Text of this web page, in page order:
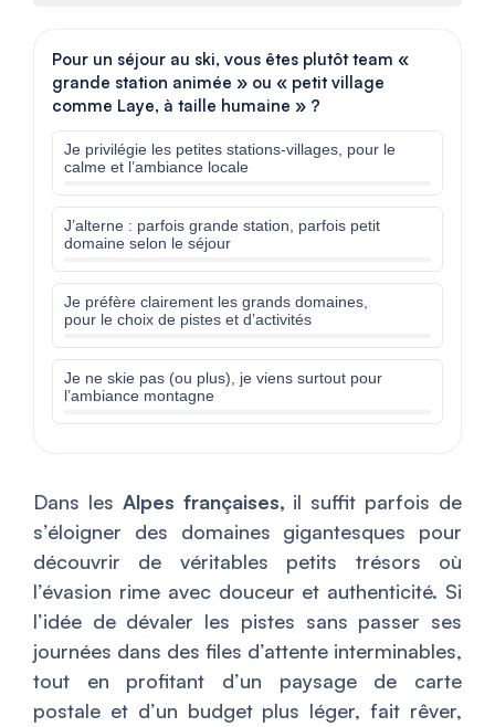
Pour un séjour au ski, vous êtes plutôt team «
grande station animée » ou « petit village
comme Laye, à taille humaine » ?
Je privilégie les petites stations-villages, pour le
calme et l’ambiance locale
J’alterne : parfois grande station, parfois petit
domaine selon le séjour
Je préfère clairement les grands domaines,
pour le choix de pistes et d’activités
Je ne skie pas (ou plus), je viens surtout pour
l’ambiance montagne
Dans les Alpes françaises, il suffit parfois de
s’éloigner des domaines gigantesques pour
découvrir de véritables petits trésors où
l’évasion rime avec douceur et authenticité. Si
l’idée de dévaler les pistes sans passer ses
journées dans des files d’attente interminables,
tout en profitant d’un paysage de carte
postale et d’un budget plus léger, fait rêver,